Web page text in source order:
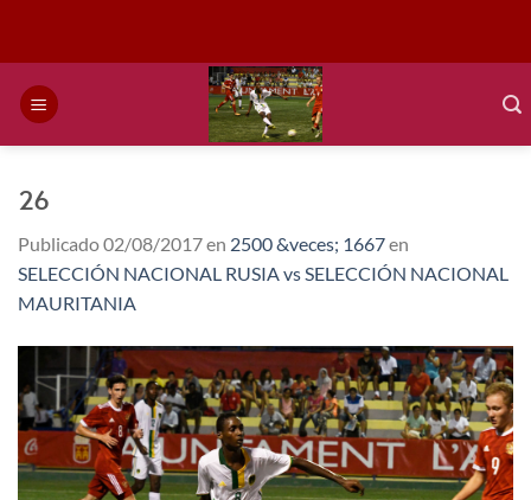
26
Publicado02/08/2017en 2500 &veces; 1667en
SELECCIÓN NACIONAL RUSIA vs SELECCIÓN NACIONAL
MAURITANIA